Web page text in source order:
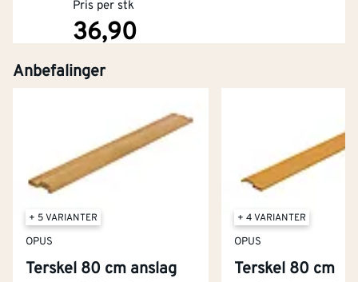
Pris per stk
36,90
Anbefalinger
+ 5 VARIANTER
OPUS
Terskel 80 cm anslag
+ 4 VARIANTER
OPUS
Terskel 80 cm